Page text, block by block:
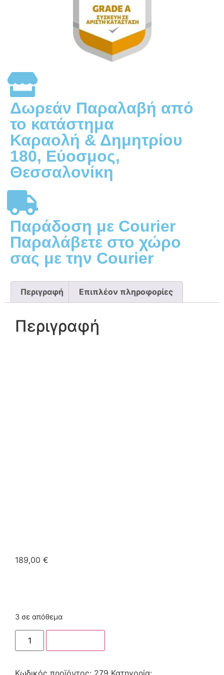
Δωρεάν Παραλαβή από
το κατάστημα
Καραολή & Δημητρίου
180, Εύοσμος,
Θεσσαλονίκη
Παράδοση με Courier
Παραλάβετε στο χώρο
σας με την Courier
Περιγραφή Επιπλέον πληροφορίες
Περιγραφή
189,00 €
3 σε απόθεμα
Κωδικός προϊόντος: 279 Κατηγορία: